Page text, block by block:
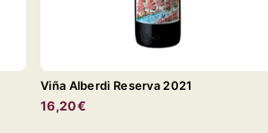
Viña Alberdi Reserva 2021
16,20€